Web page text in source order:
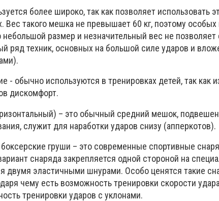
более широко, так как позволяет использовать
Вес такого мешка не превышает 60 кг, поэтому
размер и незначительный вес не позволяет
ряд техник, основных на большой силе ударов и
- обычно используются в тренировках детей, так как
дискомфорт.
– это обычный средний мешок,
служит для наработки ударов снизу (апперкотов).
груши – это современные спортивные
снаряда закрепляется одной стороной на
двумя эластичными шнурами. Особо ценятся такие
чему есть возможность тренировки скорости
тренировки ударов с уклонами.